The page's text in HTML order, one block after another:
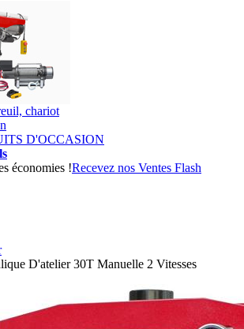
chariot
D'OCCASION
économies !Recevez nos Ventes Flash
D'atelier 30T Manuelle 2 Vitesses